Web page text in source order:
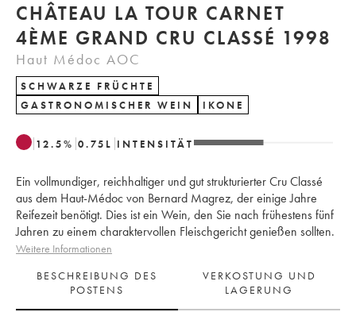
CHÂTEAU LA TOUR CARNET
4ÈME GRAND CRU CLASSÉ 1998
Haut Médoc AOC
SCHWARZE FRÜCHTE
GASTRONOMISCHER WEIN
IKONE
12.5% 0.75 L INTENSITÄT
Ein vollmundiger, reichhaltiger und gut strukturierter Cru Classé
aus dem Haut-Médoc von Bernard Magrez, der einige Jahre
Reifezeit benötigt. Dies ist ein Wein, den Sie nach frühestens fünf
Jahren zu einem charaktervollen Fleischgericht genießen sollten.
Weitere Informationen
BESCHREIBUNG DES
POSTENS
VERKOSTUNG UND
LAGERUNG